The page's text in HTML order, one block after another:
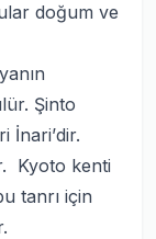
doğum ve
Şinto
İnari’dir.
Kyoto kenti
tanrı için